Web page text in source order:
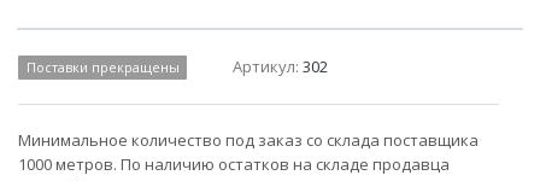
Поставки прекращены Артикул:302
Минимальное количество под заказ со склада поставщика
1000 метров. По наличию остатков на складе продавца